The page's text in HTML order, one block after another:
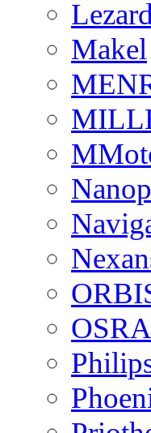
Lezard
Makel